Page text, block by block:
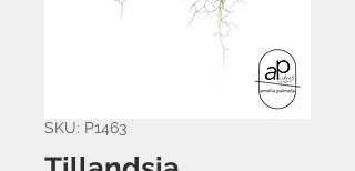
SKU: P1463